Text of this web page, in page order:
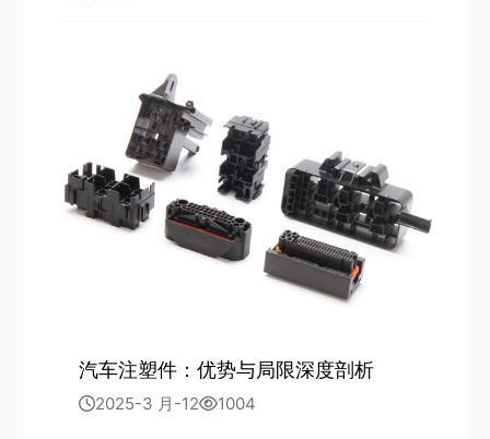
汽车注塑件：优势与局限深度剖析
2025-3 月-12 1004